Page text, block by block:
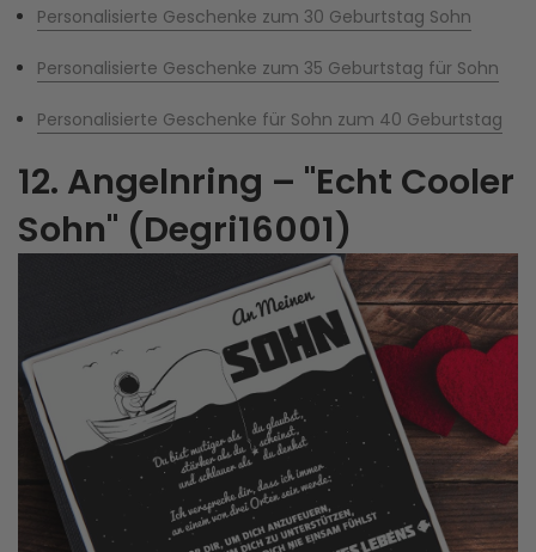
Personalisierte Geschenke zum 30 Geburtstag Sohn
Personalisierte Geschenke zum 35 Geburtstag für Sohn
Personalisierte Geschenke für Sohn zum 40 Geburtstag
12. Angelnring – "Echt Cooler
Sohn" (Degri16001)